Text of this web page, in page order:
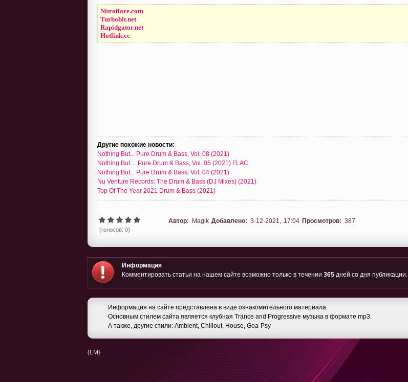
Nitroflare.com
Turbobit.net
Rapidgator.net
Hotlink.cc
Другие похожие новости:
Nothing But... Pure Drum & Bass, Vol. 08 (2021)
Nothing But… Pure Drum & Bass, Vol. 05 (2021) FLAC
Nothing But... Pure Drum & Bass, Vol. 04 (2021)
Nu Venture Records: The Drum & Bass (DJ Mixes) (2021)
Top Of The Year 2021 Drum & Bass (2021)
(голосов: 0)
Автор: Magik Добавлено: 3-12-2021, 17:04 Просмотров: 387
Информация
Комментировать статьи на нашем сайте возможно только в течении 365 дней со дня публикации.
Информация на сайте представлена в виде ознакомительного материала.
Основным стилем сайта является клубная Trance and Progressive музыка в формате mp3.
А также, другие стили: Ambient, Chillout, House, Goa-Psy
{LM}